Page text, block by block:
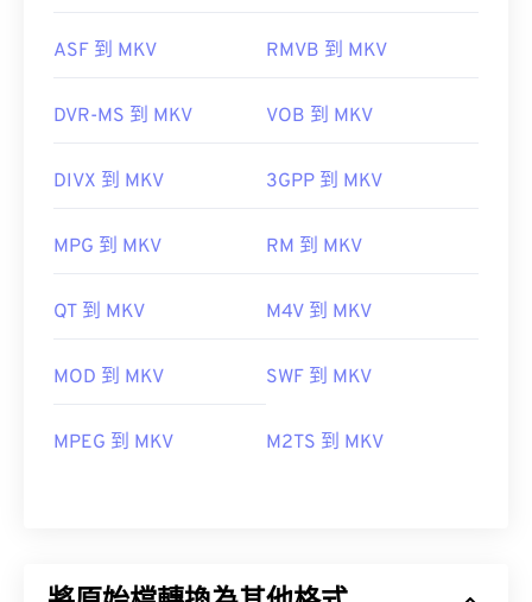
ASF 到 MKV RMVB 到 MKV
DVR-MS 到 MKV VOB 到 MKV
DIVX 到 MKV 3GPP 到 MKV
MPG 到 MKV RM 到 MKV
QT 到 MKV M4V 到 MKV
MOD 到 MKV SWF 到 MKV
MPEG 到 MKV M2TS 到 MKV